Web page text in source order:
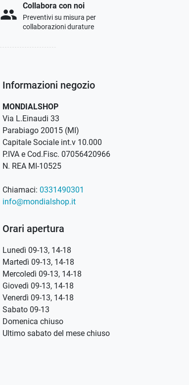
people
Collabora con noi
Preventivi su misura per
collaborazioni durature
Informazioni negozio
MONDIALSHOP
Via L.Einaudi 33
Parabiago 20015 (MI)
Capitale Sociale int.v 10.000
P.IVA e Cod.Fisc. 07056420966
N. REA MI-10525
Chiamaci: 0331490301
info@mondialshop.it
Orari apertura
Lunedì 09-13, 14-18
Martedì 09-13, 14-18
Mercoledì 09-13, 14-18
Giovedì 09-13, 14-18
Venerdì 09-13, 14-18
Sabato 09-13
Domenica chiuso
Ultimo sabato del mese chiuso